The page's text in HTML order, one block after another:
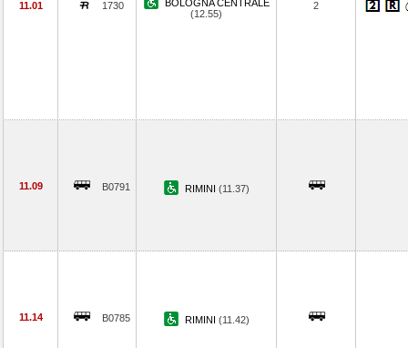
11.01 1730
BOLOGNA CENTRALE
(12.55)
2
11.09 B0791 RIMINI (11.37)
11.14 B0785 RIMINI (11.42)